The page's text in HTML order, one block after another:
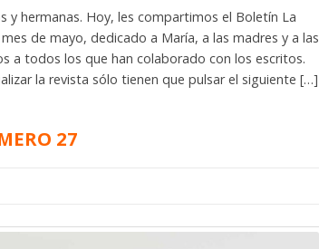
y hermanas. Hoy, les compartimos el Boletín La
de mayo, dedicado a María, a las madres y a las
a todos los que han colaborado con los escritos.
la revista sólo tienen que pulsar el siguiente […]
27